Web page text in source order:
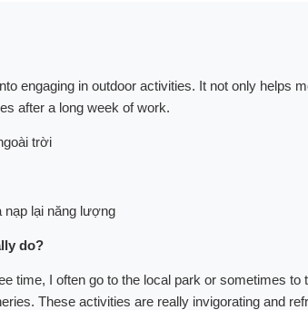
engaging in outdoor activities. It not only helps
after a long week of work.
trời
lại năng lượng
do?
time, I often go to the local park or sometimes to
These activities are really invigorating and